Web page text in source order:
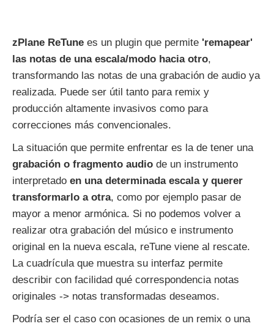
zPlane ReTune es un plugin que permite 'remapear'
las notas de una escala/modo hacia otro,
transformando las notas de una grabación de audio ya
realizada. Puede ser útil tanto para remix y
producción altamente invasivos como para
correcciones más convencionales.
La situación que permite enfrentar es la de tener una
grabación o fragmento audio de un instrumento
interpretado en una determinada escala y querer
transformarlo a otra, como por ejemplo pasar de
mayor a menor armónica. Si no podemos volver a
realizar otra grabación del músico e instrumento
original en la nueva escala, reTune viene al rescate.
La cuadrícula que muestra su interfaz permite
describir con facilidad qué correspondencia notas
originales -> notas transformadas deseamos.
Podría ser el caso con ocasiones de un remix o una